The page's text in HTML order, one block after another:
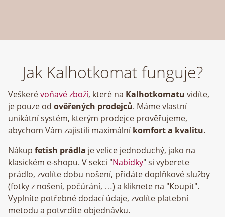
Jak Kalhotkomat funguje?
Veškerévoňavé zboží, které na Kalhotkomatu vidíte,
je pouze od ověřených prodejců. Máme vlastní
unikátní systém, kterým prodejce prověřujeme,
abychom Vám zajistili maximálníkomfort a kvalitu.
Nákup fetish prádla je velice jednoduchý, jako na
klasickém e-shopu. V sekci "Nabídky" si vyberete
prádlo, zvolíte dobu nošení, přidáte doplňkové služby
(fotky z nošení, počůrání, …) a kliknete na "Koupit".
Vyplníte potřebné dodací údaje, zvolíte platební
metodu a potvrdíte objednávku.